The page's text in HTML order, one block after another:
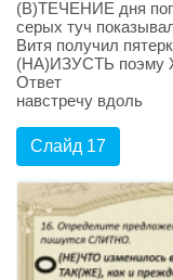
(В)ТЕЧЕНИЕ дня
серых туч
Витя получил
(НА)ИЗУСТЬ поэму
Ответ
навстречу вдоль
Слайд 17